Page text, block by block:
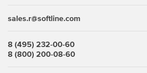
sales.r@softline.com
8 (495) 232-00-60
8 (800) 200-08-60